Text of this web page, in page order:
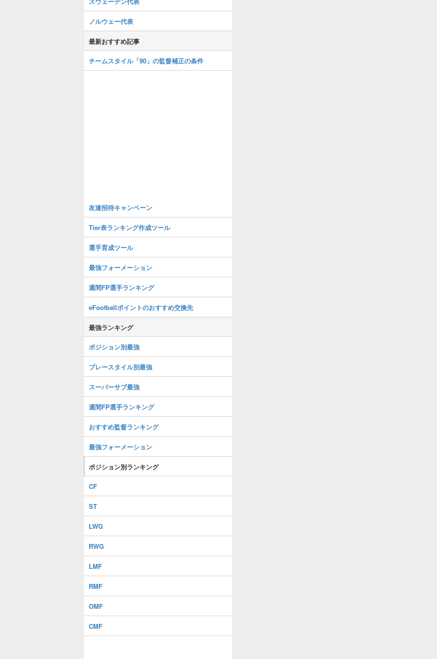
ノルウェー代表
最新おすすめ記事
チームスタイル「90」の監督補正の条件
友達招待キャンペーン
Tier表ランキング作成ツール
選手育成ツール
最強フォーメーション
週間FP選手ランキング
eFootballポイントのおすすめ交換先
最強ランキング
ポジション別最強
プレースタイル別最強
スーパーサブ最強
週間FP選手ランキング
おすすめ監督ランキング
最強フォーメーション
ポジション別ランキング
CF
ST
LWG
RWG
LMF
RMF
OMF
CMF